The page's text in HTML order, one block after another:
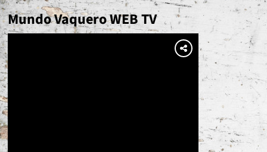
Mundo Vaquero WEB TV